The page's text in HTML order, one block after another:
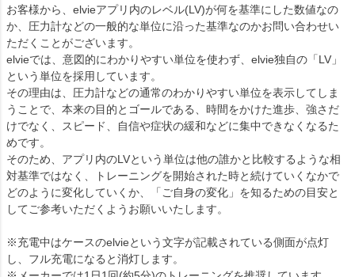
お客様から、elvieアプリ内のレベル(LV)が何を基準にした数値なの
か、圧力計などの一般的な単位に沿った基準なのかお問い合わせい
ただくことがございます。
elvieでは、意図的にわかりやすい単位を使わず、elvie独自の「LV」
という単位を採用しています。
その理由は、圧力計などの通常のわかりやすい単位を表示してしま
うことで、本来の目的とゴールである、時間をかけた進歩、強さだ
けでなく、スピード、自信や症状の緩和などに集中できなくなるた
めです。
そのため、アプリ内のLVという単位は他の誰かと比較するような相
対基準ではなく、トレーニングを開始された時と続けていくなかで
どのように変化していくか、「ご自身の変化」を知るための目安と
してご参考いただくようお願いいたします。
※充電中はケースのelvieという文字が記載されている側面が点灯
し、フル充電になると消灯します。